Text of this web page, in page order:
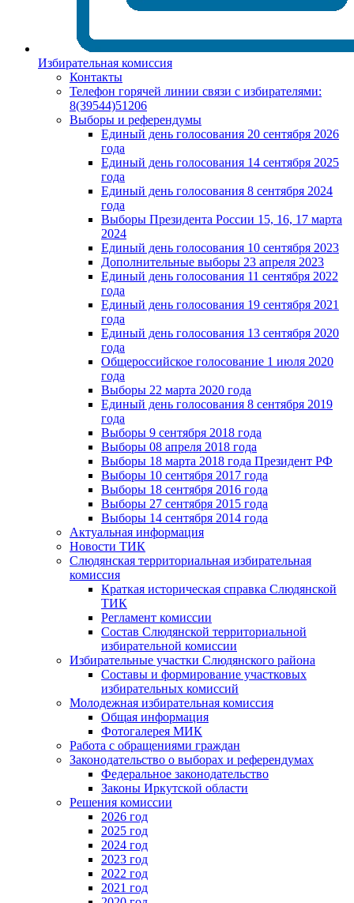
Избирательная комиссия
Контакты
Телефон горячей линии связи с избирателями:
8(39544)51206
Выборы и референдумы
Единый день голосования 20 сентября 2026
года
Единый день голосования 14 сентября 2025
года
Единый день голосования 8 сентября 2024
года
Выборы Президента России 15, 16, 17 марта
2024
Единый день голосования 10 сентября 2023
Дополнительные выборы 23 апреля 2023
Единый день голосования 11 сентября 2022
года
Единый день голосования 19 сентября 2021
года
Единый день голосования 13 сентября 2020
года
Общероссийское голосование 1 июля 2020
года
Выборы 22 марта 2020 года
Единый день голосования 8 сентября 2019
года
Выборы 9 сентября 2018 года
Выборы 08 апреля 2018 года
Выборы 18 марта 2018 года Президент РФ
Выборы 10 сентября 2017 года
Выборы 18 сентября 2016 года
Выборы 27 сентября 2015 года
Выборы 14 сентября 2014 года
Актуальная информация
Новости ТИК
Слюдянская территориальная избирательная
комиссия
Краткая историческая справка Слюдянской
ТИК
Регламент комиссии
Состав Слюдянской территориальной
избирательной комиссии
Избирательные участки Слюдянского района
Составы и формирование участковых
избирательных комиссий
Молодежная избирательная комиссия
Общая информация
Фотогалерея МИК
Работа с обращениями граждан
Законодательство о выборах и референдумах
Федеральное законодательство
Законы Иркутской области
Решения комиссии
2026 год
2025 год
2024 год
2023 год
2022 год
2021 год